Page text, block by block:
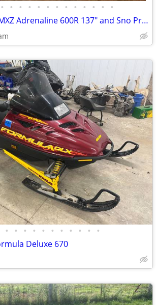
• • • • • • • • • • • • •
(2) 2025 SkiDoo MXZ Adrenaline 600R 137" and Sno Pro Trailer
• • • • • • • • • • •
Deluxe 670